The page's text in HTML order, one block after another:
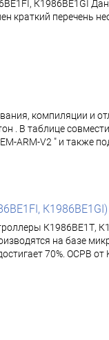
К1986ВЕ1GI
краткий перечень
компиляции и
. В таблице
ARM-V2 " и также
К1986ВЕ1GI)
К1986ВЕ1Т,
на базе
70%. ОСРВ от